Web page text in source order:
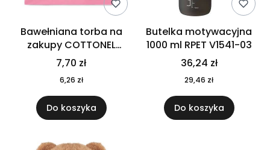
Bawełniana torba na
zakupy COTTONEL
COLOUR++ MO9846-11
7,70 zł
6,26 zł
Do koszyka
Butelka motywacyjna
1000 ml RPET V1541-03
36,24 zł
29,46 zł
Do koszyka